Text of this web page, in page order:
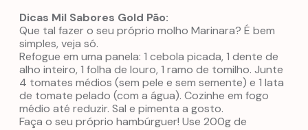
Dicas Mil Sabores Gold Pão:
Que tal fazer o seu próprio molho Marinara? É bem
simples, veja só.
Refogue em uma panela: 1 cebola picada, 1 dente de
alho inteiro, 1 folha de louro, 1 ramo de tomilho. Junte
4 tomates médios (sem pele e sem semente) e 1 lata
de tomate pelado (com a água). Cozinhe em fogo
médio até reduzir. Sal e pimenta a gosto.
Faça o seu próprio hambúrguer! Use 200g de